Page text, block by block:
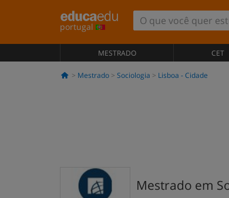
portugal
MESTRADO CET
Mestrado Sociologia Lisboa - Cidade
Mestrado em